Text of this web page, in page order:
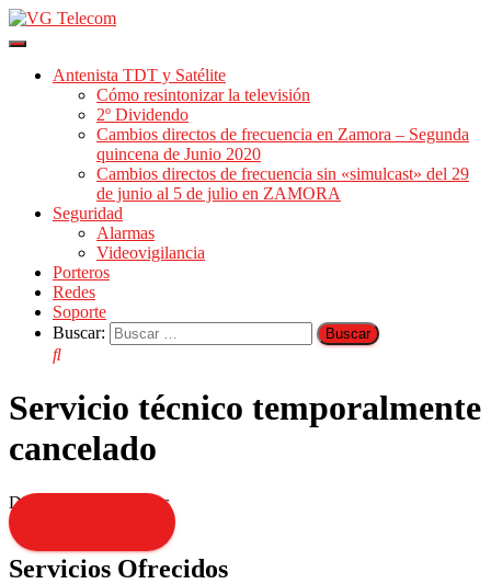
Cambiar
navegación
Antenista TDT y Satélite
Cómo resintonizar la televisión
2º Dividendo
Cambios directos de frecuencia en Zamora – Segunda
quincena de Junio 2020
Cambios directos de frecuencia sin «simulcast» del 29
de junio al 5 de julio en ZAMORA
Seguridad
Alarmas
Videovigilancia
Porteros
Redes
Soporte
Buscar:
Servicio técnico temporalmente
cancelado
Disculpen las molestias
Servicios Ofrecidos